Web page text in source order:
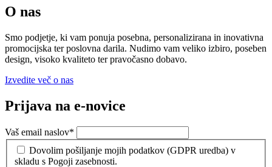
O nas
Smo podjetje, ki vam ponuja posebna, personalizirana in inovativna
promocijska ter poslovna darila. Nudimo vam veliko izbiro, poseben
design, visoko kvaliteto ter pravočasno dobavo.
Izvedite več o nas
Prijava na e-novice
Vaš email naslov*
Dovolim pošiljanje mojih podatkov (GDPR uredba) v
skladu s Pogoji zasebnosti.